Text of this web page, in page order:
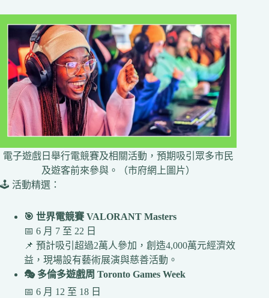
電子遊戲日舉行電競賽及相關活動，預期吸引眾多市民
及遊客前來參與。（市府網上圖片）
🕹️ 活動精選：
🎯 世界電競賽 VALORANT Masters
📅 6 月 7 至 22 日
📌 預計吸引超過2萬人參加，創造4,000萬元經濟效
益，現場設有藝術展演與慈善活動。
🎭 多倫多遊戲周 Toronto Games Week
📅 6 月 12 至 18 日